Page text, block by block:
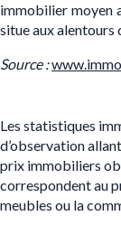
immobilier moyen
situe aux alentours
Source :
Les statistiques
d’observation
prix immobiliers
correspondent au
meubles ou la